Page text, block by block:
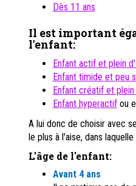
Dès 11 ans
Il est important
l'enfant:
Enfant actif et plein
Enfant timide et peu
Enfant créatif et
Enfant hyperactifou
A lui donc de choisir avec
le plus à l'aise, dans
L'âge de l'enfant:
Avant 4 ans